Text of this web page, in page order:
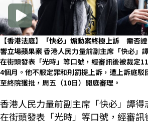
【香港法庭】「快必」煽動案終極上訴 需否
響立場蘋果案香港人民力量前副主席「快必」
在街頭發表「光時」等口號，經審訊後被裁定
4個月。他不服定罪和刑罰提上訴，遭上訴庭駁
至終院獲批，周五（10日）開庭審理。
香港人民力量前副主席「快必」譚得
在街頭發表「光時」等口號，經審訊